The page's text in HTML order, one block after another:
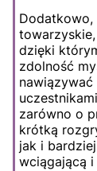
Dodatkowo,
dzięki
zdolność
nawiązywać
zarówno o
krótką
jak i
wciągającą